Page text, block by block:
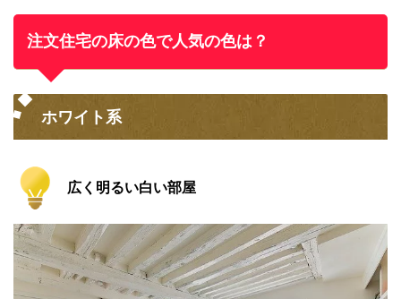
注文住宅の床の色で人気の色は？
ホワイト系
広く明るい白い部屋